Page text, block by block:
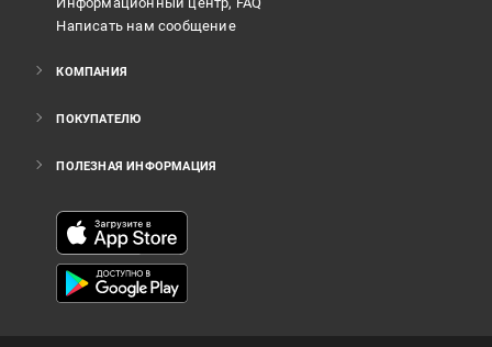
Написать нам сообщение
КОМПАНИЯ
ПОКУПАТЕЛЮ
ПОЛЕЗНАЯ ИНФОРМАЦИЯ